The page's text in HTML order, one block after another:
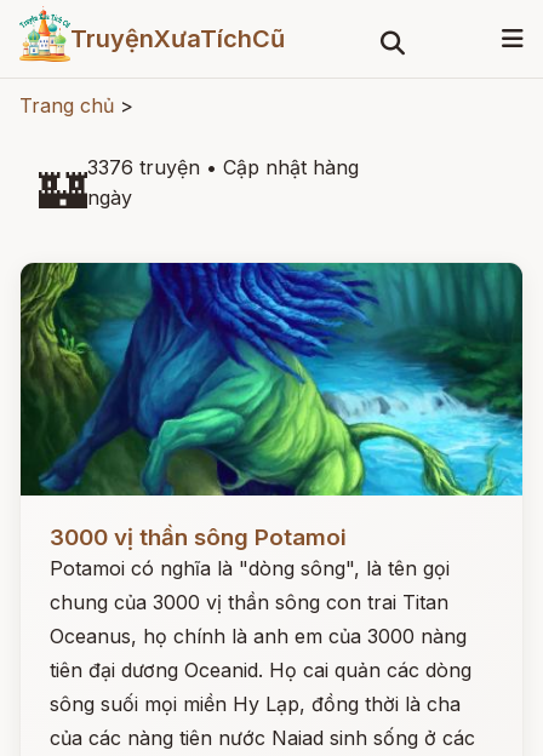
TruyệnXưaTíchCũ
Trang chủ >
🏰3376 truyện • Cập nhật hàng
ngày
3000 vị thần sông Potamoi
Potamoi có nghĩa là "dòng sông", là tên gọi
chung của 3000 vị thần sông con trai Titan
Oceanus, họ chính là anh em của 3000 nàng
tiên đại dương Oceanid. Họ cai quản các dòng
sông suối mọi miền Hy Lạp, đồng thời là cha
của các nàng tiên nước Naiad sinh sống ở các